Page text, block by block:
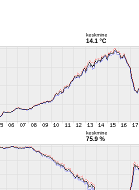
keskmine
14.1 °C
keskmine
75.9 %